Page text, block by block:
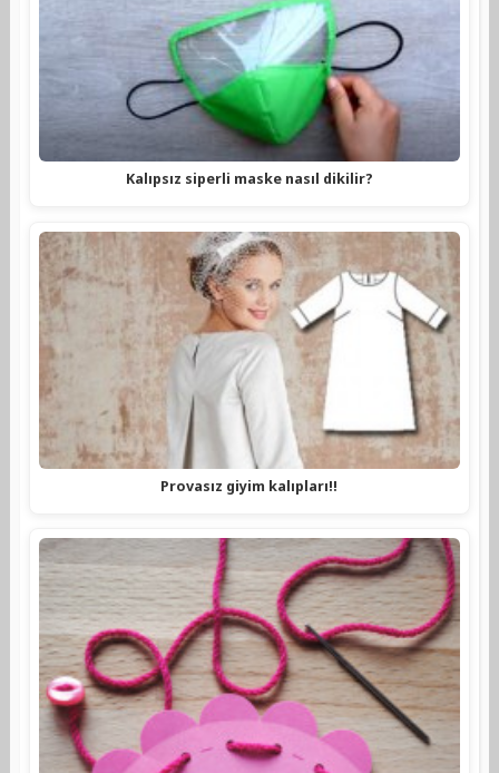
Kalıpsız siperli maske nasıl dikilir?
Provasız giyim kalıpları!!